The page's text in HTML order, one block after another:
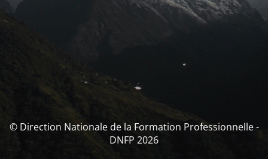
© Direction Nationale de la Formation Professionnelle -
DNFP 2026